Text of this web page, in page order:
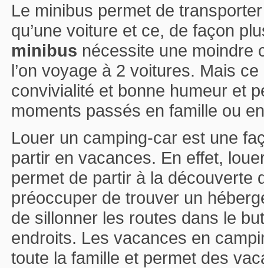
Le minibus permet de
qu’une voiture et ce, de façon
minibus nécessite une moindre
l’on voyage à 2 voitures. Mais
convivialité et bonne humeur et
moments passés en famille ou
Louer un camping-car est une
partir en vacances. En effet,
permet de partir à la découverte
préoccuper de trouver un
de sillonner les routes dans le
endroits. Les vacances en
toute la famille et permet des